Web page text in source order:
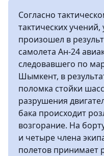
Согласно
тактических
произошел в
самолета Ан-24
следовавшего по
Шымкент, в
поломка стойки
разрушения
бака происходит
возгорание. На
и четыре члена
полетов принимает